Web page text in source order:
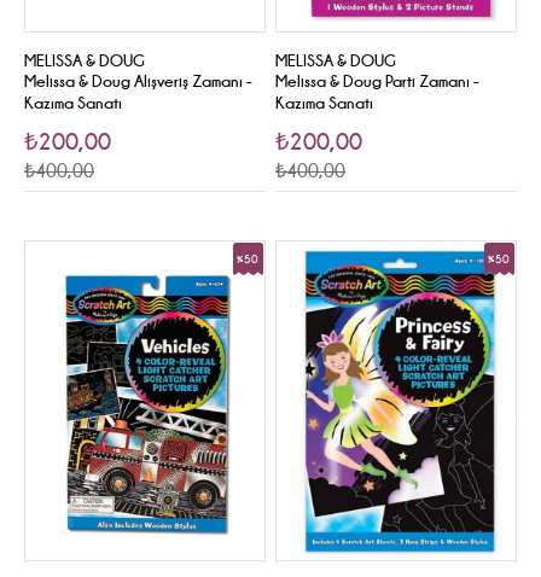
MELISSA & DOUG
Melissa & Doug Alişveriş Zamanı -
Kazıma Sanatı
₺200,00
₺400,00
MELISSA & DOUG
Melissa & Doug Parti Zamanı -
Kazıma Sanatı
₺200,00
₺400,00
%50 %50
Sale